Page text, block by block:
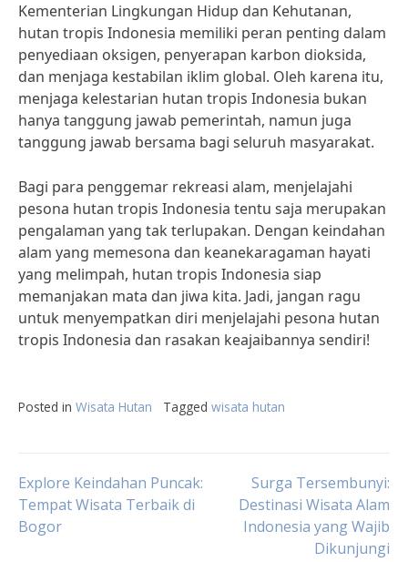
Kementerian Lingkungan Hidup dan Kehutanan,
hutan tropis Indonesia memiliki peran penting dalam
penyediaan oksigen, penyerapan karbon dioksida,
dan menjaga kestabilan iklim global. Oleh karena itu,
menjaga kelestarian hutan tropis Indonesia bukan
hanya tanggung jawab pemerintah, namun juga
tanggung jawab bersama bagi seluruh masyarakat.
Bagi para penggemar rekreasi alam, menjelajahi
pesona hutan tropis Indonesia tentu saja merupakan
pengalaman yang tak terlupakan. Dengan keindahan
alam yang memesona dan keanekaragaman hayati
yang melimpah, hutan tropis Indonesia siap
memanjakan mata dan jiwa kita. Jadi, jangan ragu
untuk menyempatkan diri menjelajahi pesona hutan
tropis Indonesia dan rasakan keajaibannya sendiri!
Posted in Wisata Hutan Tagged wisata hutan
Post
navigation
Explore Keindahan Puncak:
Tempat Wisata Terbaik di
Bogor
Surga Tersembunyi:
Destinasi Wisata Alam
Indonesia yang Wajib
Dikunjungi